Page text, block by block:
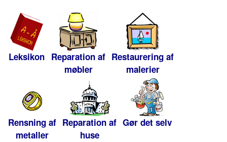
Leksikon Reparation af
møbler
Restaurering af
malerier
Rensning af
metaller
Reparation af
huse
Gør det selv